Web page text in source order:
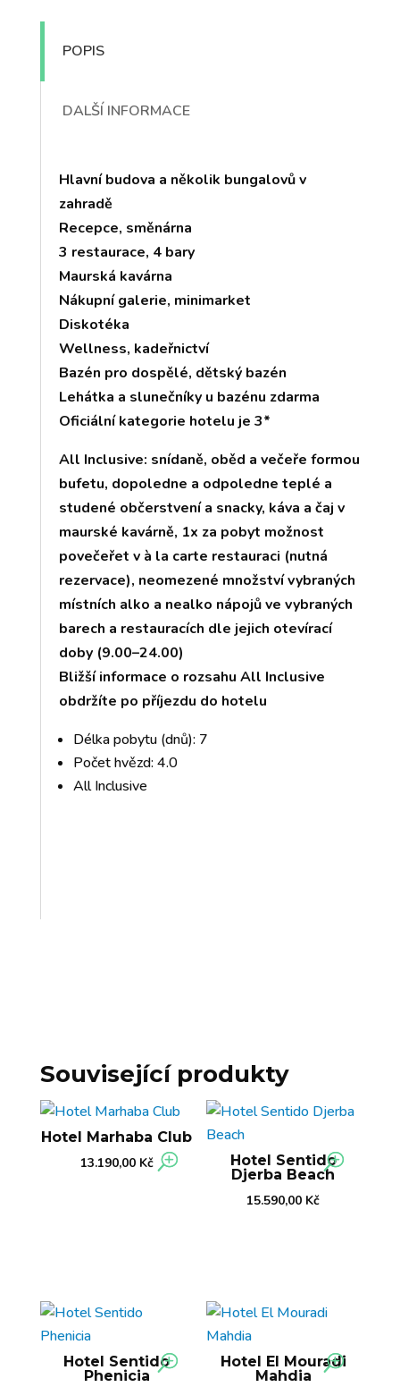
POPIS
DALŠÍ INFORMACE
Hlavní budova a několik bungalovů v
zahradě
Recepce, směnárna
3 restaurace, 4 bary
Maurská kavárna
Nákupní galerie, minimarket
Diskotéka
Wellness, kadeřnictví
Bazén pro dospělé, dětský bazén
Lehátka a slunečníky u bazénu zdarma
Oficiální kategorie hotelu je 3*
All Inclusive: snídaně, oběd a večeře formou
bufetu, dopoledne a odpoledne teplé a
studené občerstvení a snacky, káva a čaj v
maurské kavárně, 1x za pobyt možnost
povečeřet v à la carte restauraci (nutná
rezervace), neomezené množství vybraných
místních alko a nealko nápojů ve vybraných
barech a restauracích dle jejich otevírací
doby (9.00–24.00)
Bližší informace o rozsahu All Inclusive
obdržíte po příjezdu do hotelu
Délka pobytu (dnů): 7
Počet hvězd: 4.0
All Inclusive
Související produkty
Hotel Marhaba Club
13.190,00 Kč
Hotel Sentido
Djerba Beach
15.590,00 Kč
Hotel Sentido
Phenicia
Hotel El Mouradi
Mahdia